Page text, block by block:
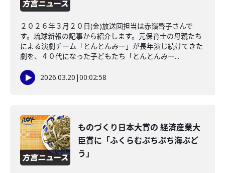
２０２６年３月２０日(金)放送回担当は赤嶺啓子さんで
す。琉球新報の記事から紹介します。元保育士の母親たち
による演劇チーム「とんとんみー」が長年演じ続けてきた
劇を、４０代になった子どもたち「とんとんみー...
2026.03.20 |00:02:58
ものづくり日本大賞の 経済産業大
臣賞に「ふくらむぷちぷち海ぶど
う」